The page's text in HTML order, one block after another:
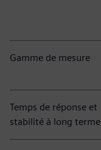
Gamme de mesure
Temps de réponse et
stabilité à long terme